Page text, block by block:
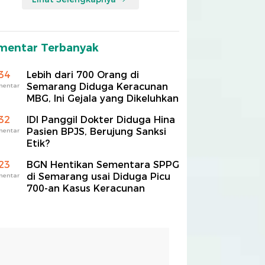
Terbanyak
Lebih dari 700 Orang di
Semarang Diduga Keracunan
MBG, Ini Gejala yang Dikeluhkan
IDI Panggil Dokter Diduga Hina
Pasien BPJS, Berujung Sanksi
Etik?
BGN Hentikan Sementara SPPG
di Semarang usai Diduga Picu
700-an Kasus Keracunan